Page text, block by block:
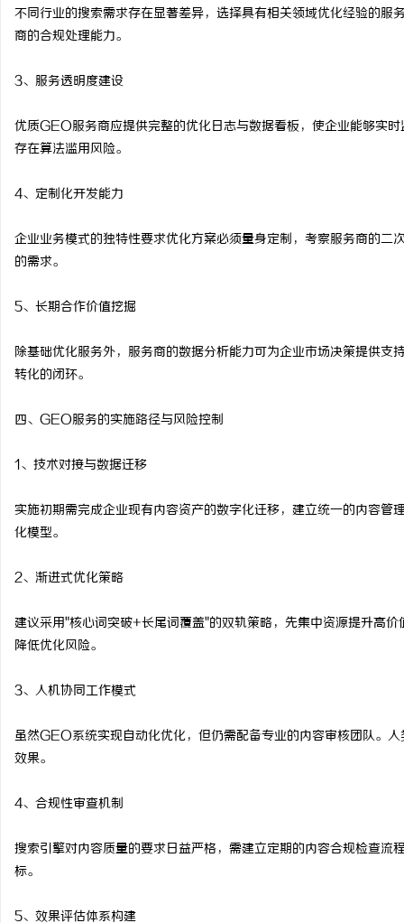
不同行业的搜索需求存在显著差异，选择具有相关领域优化经验的
商的合规处理能力。
3、服务透明度建设
优质GEO服务商应提供完整的优化日志与数据看板，使企业能够实
存在算法滥用风险。
4、定制化开发能力
企业业务模式的独特性要求优化方案必须量身定制，考察服务商的
的需求。
5、长期合作价值挖掘
除基础优化服务外，服务商的数据分析能力可为企业市场决策提供
转化的闭环。
四、GEO服务的实施路径与风险控制
1、技术对接与数据迁移
实施初期需完成企业现有内容资产的数字化迁移，建立统一的内容
化模型。
2、渐进式优化策略
建议采用"核心词突破+长尾词覆盖"的双轨策略，先集中资源提升高
降低优化风险。
3、人机协同工作模式
虽然GEO系统实现自动化优化，但仍需配备专业的内容审核团队。
效果。
4、合规性审查机制
搜索引擎对内容质量的要求日益严格，需建立定期的内容合规检查
标。
5、效果评估体系构建